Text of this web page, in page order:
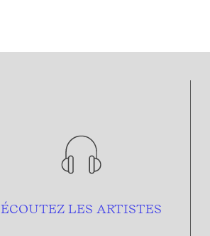
ÉCOUTEZ LES ARTISTES